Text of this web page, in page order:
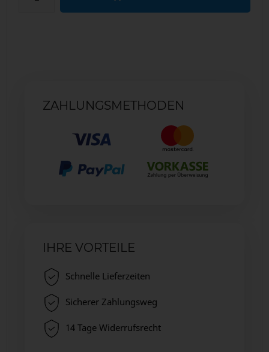
ZAHLUNGSMETHODEN
IHRE VORTEILE
Schnelle Lieferzeiten
Sicherer Zahlungsweg
14 Tage Widerrufsrecht